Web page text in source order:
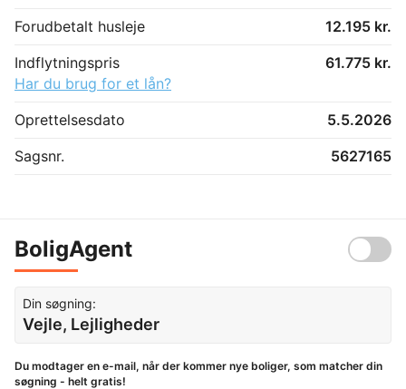
Forudbetalt husleje
12.195 kr.
Indflytningspris
61.775 kr.
Har du brug for et lån?
Oprettelsesdato
5.5.2026
Sagsnr.
5627165
BoligAgent
Din søgning:
Vejle, Lejligheder
Du modtager en e-mail, når der kommer nye boliger, som matcher din
søgning - helt gratis!